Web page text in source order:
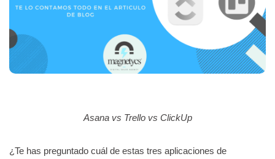
Asana vs Trello vs ClickUp
¿Te has preguntado cuál de estas tres aplicaciones de